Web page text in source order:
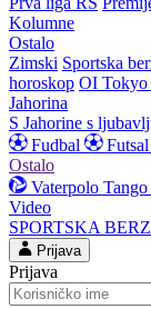
Kolumne
Ostalo
Zimski Sportska
horoskop OI Tokyo
Jahorina
S Jahorine s
Fudbal
Futsal
Ostalo
Vaterpolo
Video
SPORTSKA
Prijava
Prijava